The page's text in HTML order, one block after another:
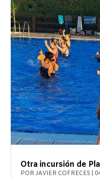
Otra incursión de
PORJAVIER COFRECES